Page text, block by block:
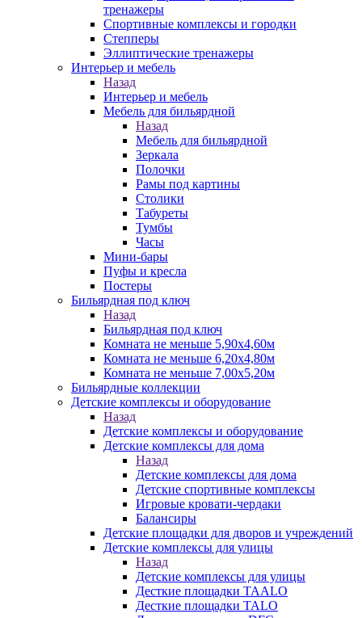
тренажеры
Спортивные комплексы и городки
Степперы
Эллиптические тренажеры
Интерьер и мебель
Назад
Интерьер и мебель
Мебель для бильярдной
Назад
Мебель для бильярдной
Зеркала
Полочки
Рамы под картины
Столики
Табуреты
Тумбы
Часы
Мини-бары
Пуфы и кресла
Постеры
Бильярдная под ключ
Назад
Бильярдная под ключ
Комната не меньше 5,90х4,60м
Комната не меньше 6,20х4,80м
Комната не меньше 7,00х5,20м
Бильярдные коллекции
Детские комплексы и оборудование
Назад
Детские комплексы и оборудование
Детские комплексы для дома
Назад
Детские комплексы для дома
Детские спортивные комплексы
Игровые кровати-чердаки
Балансиры
Детские площадки для дворов и учреждений
Детские комплексы для улицы
Назад
Детские комплексы для улицы
Десткие площадки TAALO
Десткие площадки TALO